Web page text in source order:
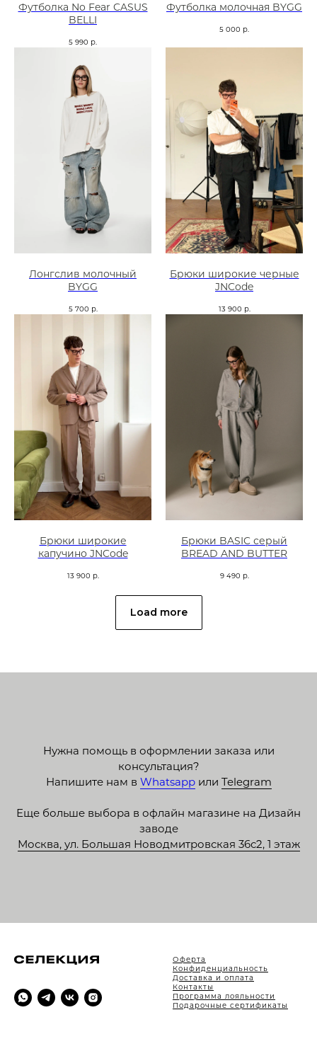
Футболка No Fear CASUS
BELLI
5 990 р.
Футболка молочная BYGG
5 000 р.
Лонгслив молочный
BYGG
5 700 р.
Брюки широкие черные
JNCode
13 900 р.
Брюки широкие
капучино JNCode
13 900 р.
Брюки BASIC серый
BREAD AND BUTTER
9 490 р.
Load more
Нужна помощь в оформлении заказа или
консультация?
Напишите нам в Whatsappили Telegram
Еще больше выбора в офлайн магазине на Дизайн
заводе
Москва, ул. Большая Новодмитровская 36с2, 1 этаж
Оферта
Конфиденциальность
Доставка и оплата
Контакты
Программа лояльности
Подарочные сертификаты